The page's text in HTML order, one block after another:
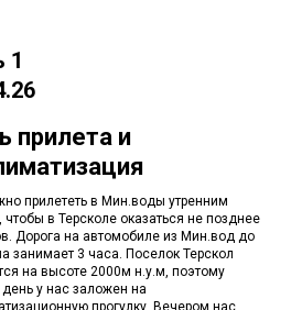
1
прилета и
прилететь в Мин.воды утренним
чтобы в Терсколе оказаться не позднее
Дорога на автомобиле из Мин.вод до
занимает 3 часа. Поселок Терскол
на высоте 2000м н.у.м, поэтому
у нас заложен на
прогулку. Вечером нас